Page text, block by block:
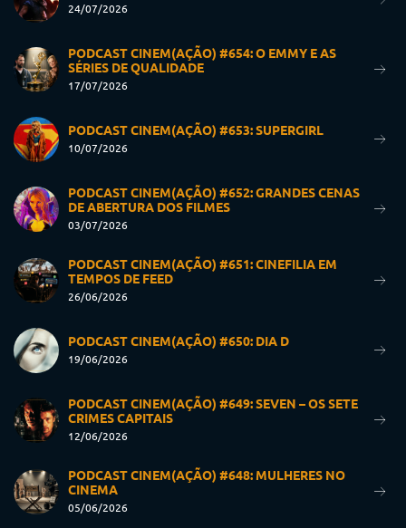
24/07/2026
PODCAST CINEM(AÇÃO) #654: O EMMY E AS
SÉRIES DE QUALIDADE
17/07/2026
PODCAST CINEM(AÇÃO) #653: SUPERGIRL
10/07/2026
PODCAST CINEM(AÇÃO) #652: GRANDES CENAS
DE ABERTURA DOS FILMES
03/07/2026
PODCAST CINEM(AÇÃO) #651: CINEFILIA EM
TEMPOS DE FEED
26/06/2026
PODCAST CINEM(AÇÃO) #650: DIA D
19/06/2026
PODCAST CINEM(AÇÃO) #649: SEVEN – OS SETE
CRIMES CAPITAIS
12/06/2026
PODCAST CINEM(AÇÃO) #648: MULHERES NO
CINEMA
05/06/2026